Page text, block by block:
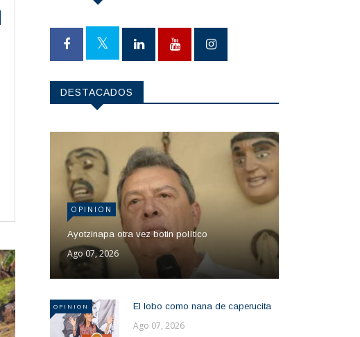
DESTACADOS
OPINION
Ayotzinapa otra vez botin político
Ago 07, 2026
OPINION El lobo como nana de caperucita
Ago 07, 2026